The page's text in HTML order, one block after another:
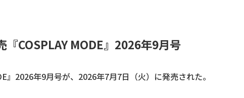
『COSPLAY MODE』2026年9月号
』2026年9月号が、2026年7月7日（火）に発売された。